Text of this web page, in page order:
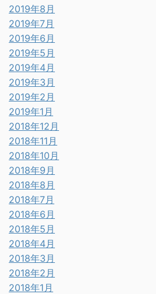
2019年8月
2019年7月
2019年6月
2019年5月
2019年4月
2019年3月
2019年2月
2019年1月
2018年12月
2018年11月
2018年10月
2018年9月
2018年8月
2018年7月
2018年6月
2018年5月
2018年4月
2018年3月
2018年2月
2018年1月